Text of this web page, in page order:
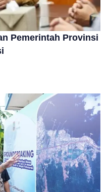
Pemerintah Provinsi